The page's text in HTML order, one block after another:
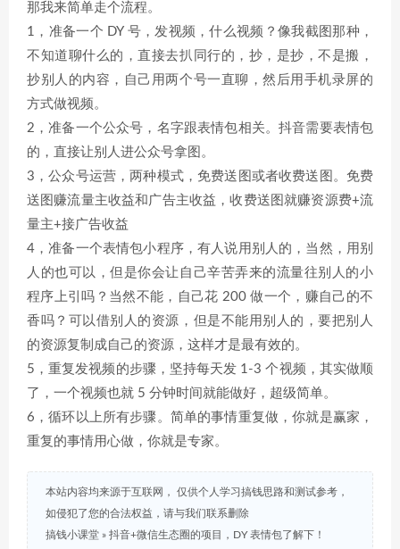
那我来简单走个流程。
1，准备一个 DY 号，发视频，什么视频？像我截图那种，
不知道聊什么的，直接去扒同行的，抄，是抄，不是搬，
抄别人的内容，自己用两个号一直聊，然后用手机录屏的
方式做视频。
2，准备一个公众号，名字跟表情包相关。抖音需要表情包
的，直接让别人进公众号拿图。
3，公众号运营，两种模式，免费送图或者收费送图。免费
送图赚流量主收益和广告主收益，收费送图就赚资源费+流
量主+接广告收益
4，准备一个表情包小程序，有人说用别人的，当然，用别
人的也可以，但是你会让自己辛苦弄来的流量往别人的小
程序上引吗？当然不能，自己花 200 做一个，赚自己的不
香吗？可以借别人的资源，但是不能用别人的，要把别人
的资源复制成自己的资源，这样才是最有效的。
5，重复发视频的步骤，坚持每天发 1-3 个视频，其实做顺
了，一个视频也就 5 分钟时间就能做好，超级简单。
6，循环以上所有步骤。简单的事情重复做，你就是赢家，
重复的事情用心做，你就是专家。
本站内容均来源于互联网， 仅供个人学习搞钱思路和测试参考，
如侵犯了您的合法权益，请与我们联系删除
搞钱小课堂 » 抖音+微信生态圈的项目，DY 表情包了解下！